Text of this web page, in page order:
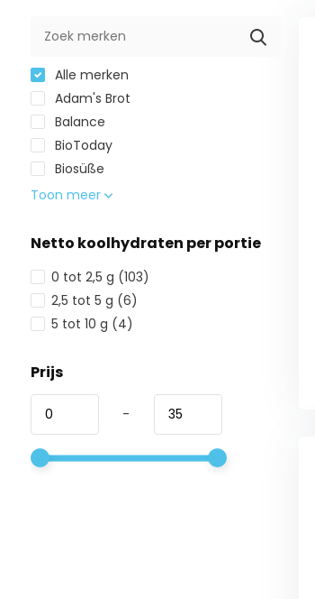
Alle merken
Adam's Brot
Balance
BioToday
Biosüße
Toon meer
Netto koolhydraten per portie
0 tot 2,5 g (103)
2,5 tot 5 g (6)
5 tot 10 g (4)
Prijs
-